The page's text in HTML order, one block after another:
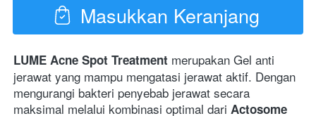
` Masukkan Keranjang
LUME Acne Spot Treatment merupakan Gel anti
jerawat yang mampu mengatasi jerawat aktif. Dengan
mengurangi bakteri penyebab jerawat secara
maksimal melalui kombinasi optimal dari Actosome